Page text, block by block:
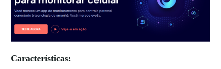
Características: